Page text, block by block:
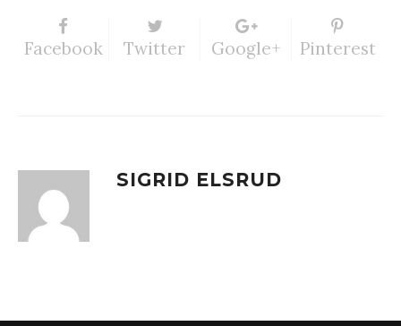
Facebook Twitter Google+ Pinterest
SIGRID ELSRUD